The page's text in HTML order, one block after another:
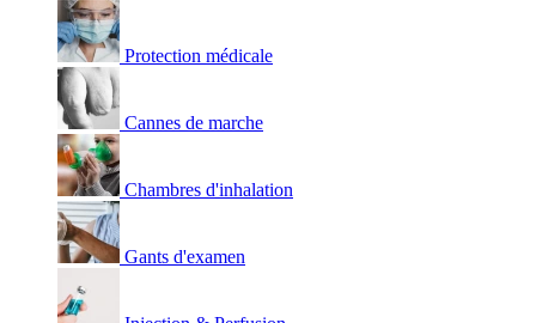
Protection médicale
Cannes de marche
Chambres d'inhalation
Gants d'examen